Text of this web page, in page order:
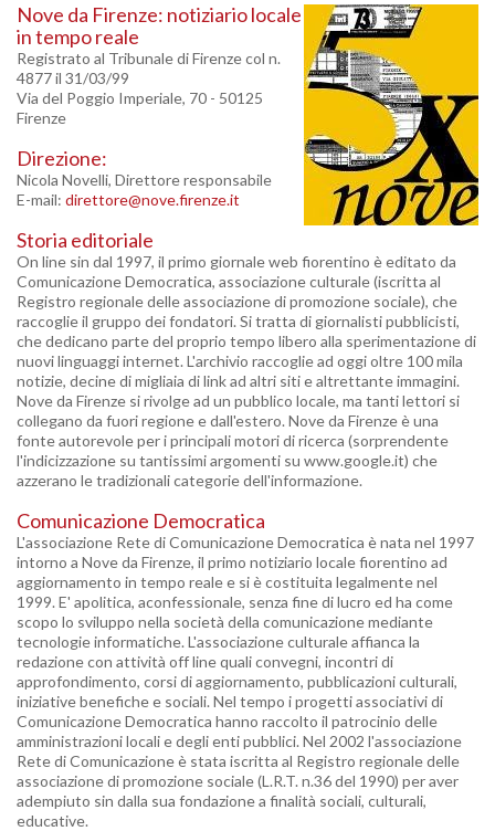
Nove da Firenze: notiziario locale
in tempo reale
Registrato al Tribunale di Firenze col n.
4877 il 31/03/99
Via del Poggio Imperiale, 70 - 50125
Firenze
Direzione:
Nicola Novelli, Direttore responsabile
E-mail: direttore@nove.firenze.it
Storia editoriale
On line sin dal 1997, il primo giornale web fiorentino è editato da
Comunicazione Democratica, associazione culturale (iscritta al
Registro regionale delle associazione di promozione sociale), che
raccoglie il gruppo dei fondatori. Si tratta di giornalisti pubblicisti,
che dedicano parte del proprio tempo libero alla sperimentazione di
nuovi linguaggi internet. L'archivio raccoglie ad oggi oltre 100 mila
notizie, decine di migliaia di link ad altri siti e altrettante immagini.
Nove da Firenze si rivolge ad un pubblico locale, ma tanti lettori si
collegano da fuori regione e dall'estero. Nove da Firenze è una
fonte autorevole per i principali motori di ricerca (sorprendente
l'indicizzazione su tantissimi argomenti su www.google.it) che
azzerano le tradizionali categorie dell'informazione.
Comunicazione Democratica
L'associazione Rete di Comunicazione Democratica è nata nel 1997
intorno a Nove da Firenze, il primo notiziario locale fiorentino ad
aggiornamento in tempo reale e si è costituita legalmente nel
1999. E' apolitica, aconfessionale, senza fine di lucro ed ha come
scopo lo sviluppo nella società della comunicazione mediante
tecnologie informatiche. L'associazione culturale affianca la
redazione con attività off line quali convegni, incontri di
approfondimento, corsi di aggiornamento, pubblicazioni culturali,
iniziative benefiche e sociali. Nel tempo i progetti associativi di
Comunicazione Democratica hanno raccolto il patrocinio delle
amministrazioni locali e degli enti pubblici. Nel 2002 l'associazione
Rete di Comunicazione è stata iscritta al Registro regionale delle
associazione di promozione sociale (L.R.T. n.36 del 1990) per aver
adempiuto sin dalla sua fondazione a finalità sociali, culturali,
educative.